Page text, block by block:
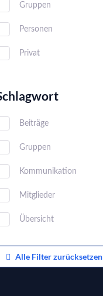
Gruppen
Personen
Privat
Beiträge
Gruppen
Kommunikation
Mitglieder
Übersicht
Alle Filter zurücksetzen